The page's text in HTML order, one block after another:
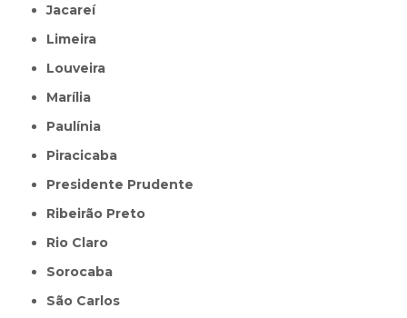
Jacareí
Limeira
Louveira
Marília
Paulínia
Piracicaba
Presidente Prudente
Ribeirão Preto
Rio Claro
Sorocaba
São Carlos